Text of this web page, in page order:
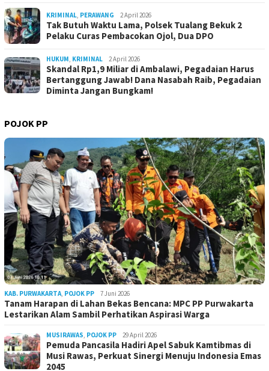
KRIMINAL, PERAWANG 2 April 2026
Tak Butuh Waktu Lama, Polsek Tualang Bekuk 2
Pelaku Curas Pembacokan Ojol, Dua DPO
HUKUM, KRIMINAL 2 April 2026
Skandal Rp1,9 Miliar di Ambalawi, Pegadaian Harus
Bertanggung Jawab! Dana Nasabah Raib, Pegadaian
Diminta Jangan Bungkam!
POJOK PP
KAB. PURWAKARTA, POJOK PP 7 Juni 2026
Tanam Harapan di Lahan Bekas Bencana: MPC PP Purwakarta
Lestarikan Alam Sambil Perhatikan Aspirasi Warga
MUSIRAWAS, POJOK PP 29 April 2026
Pemuda Pancasila Hadiri Apel Sabuk Kamtibmas di
Musi Rawas, Perkuat Sinergi Menuju Indonesia Emas
2045